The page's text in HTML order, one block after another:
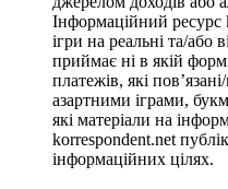
Інформаційний ресурс
ігри на реальні та/або
приймає ні в якій
платежів, які
азартними іграми,
які матеріали на
korrespondent.net
інформаційних цілях.